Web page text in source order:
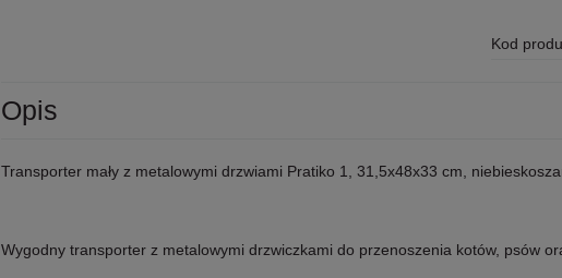
Kod
Opis
Transporter mały z metalowymi drzwiami Pratiko 1, 31,5x48x33 cm,
Wygodny transporter z metalowymi drzwiczkami do przenoszenia kotów, psów